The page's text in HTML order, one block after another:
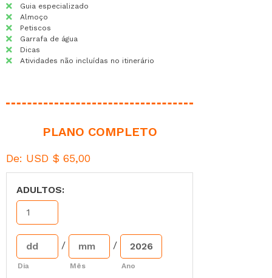
Guia especializado
Almoço
Petiscos
Garrafa de água
Dicas
Atividades não incluídas no itinerário
PLANO COMPLETO
De: USD $ 65,00
ADULTOS:
Dia
/
Mês
/
Ano